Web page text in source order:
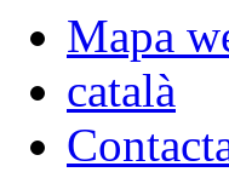
Mapa
català